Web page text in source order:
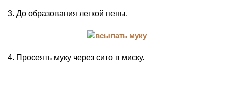
3. До образования легкой пены.
4. Просеять муку через сито в миску.